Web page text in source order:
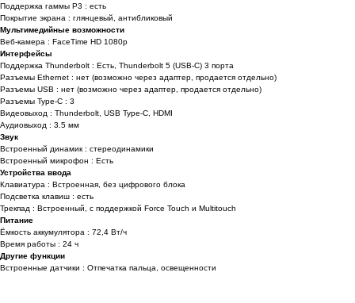
Поддержка гаммы P3 : есть
Покрытие экрана : глянцевый, антибликовый
Мультимедийные возможности
Веб-камера : FaceTime HD 1080p
Интерфейсы
Поддержка Thunderbolt : Есть, Thunderbolt 5 (USB-C) 3 порта
Разъемы Ethernet : нет (возможно через адаптер, продается отдельно)
Разъемы USB : нет (возможно через адаптер, продается отдельно)
Разъемы Type-C : 3
Видеовыход : Thunderbolt, USB Type-С, HDMI
Аудиовыход : 3.5 мм
Звук
Встроенный динамик : стереодинамики
Встроенный микрофон : Есть
Устройства ввода
Клавиатура : Встроенная, без цифрового блока
Подсветка клавиш : есть
Трекпад : Встроенный, с поддержкой Force Touch и Multitouch
Питание
Ёмкость аккумулятора : 72,4 Вт/ч
Время работы : 24 ч
Другие функции
Встроенные датчики : Отпечатка пальца, освещенности